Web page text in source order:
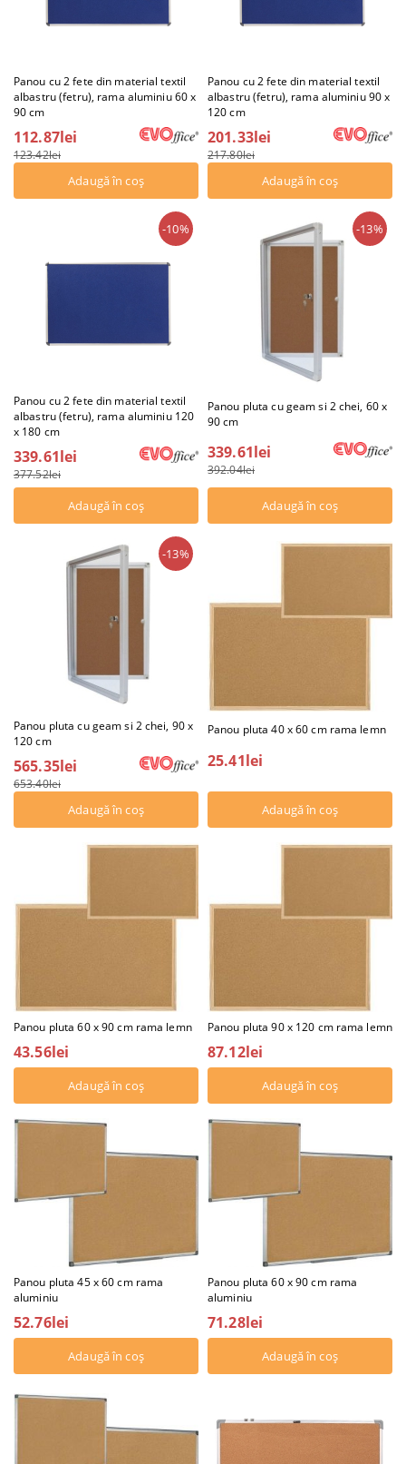
Panou cu 2 fete din material textil
albastru (fetru), rama aluminiu 60 x
90 cm
112.87lei
123.42lei
Panou cu 2 fete din material textil
albastru (fetru), rama aluminiu 90 x
120 cm
201.33lei
217.80lei
Panou cu 2 fete din material textil
albastru (fetru), rama aluminiu 120
x 180 cm
-10%
339.61lei
377.52lei
Panou pluta cu geam si 2 chei, 60 x
90 cm
-13%
339.61lei
392.04lei
Panou pluta cu geam si 2 chei, 90 x
120 cm
-13%
565.35lei
653.40lei
Panou pluta 40 x 60 cm rama lemn
25.41lei
Panou pluta 60 x 90 cm rama lemn
43.56lei
Panou pluta 90 x 120 cm rama lemn
87.12lei
Panou pluta 45 x 60 cm rama
aluminiu
52.76lei
Panou pluta 60 x 90 cm rama
aluminiu
71.28lei